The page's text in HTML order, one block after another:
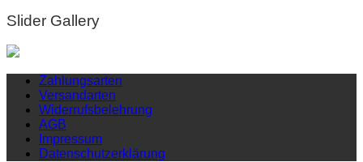
Slider Gallery
Zahlungsarten
Versandarten
Widerrufsbelehrung
AGB
Impressum
Datenschutzerklärung